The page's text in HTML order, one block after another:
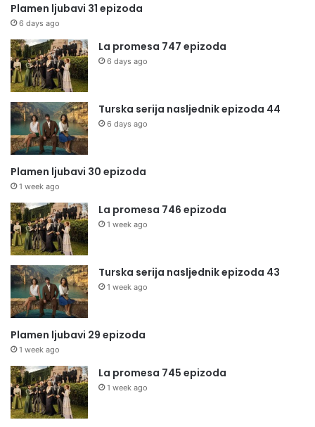
Plamen ljubavi 31 epizoda
6 days ago
La promesa 747 epizoda
6 days ago
Turska serija nasljednik epizoda 44
6 days ago
Plamen ljubavi 30 epizoda
1 week ago
La promesa 746 epizoda
1 week ago
Turska serija nasljednik epizoda 43
1 week ago
Plamen ljubavi 29 epizoda
1 week ago
La promesa 745 epizoda
1 week ago